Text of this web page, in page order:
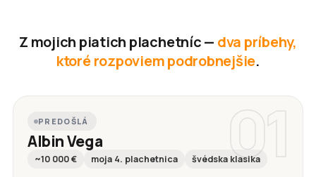
Z mojich piatich plachetníc — dva príbehy,
ktoré rozpoviem podrobnejšie.
01
PREDOŠLÁ
Albin Vega
~10 000 € moja 4. plachetnica švédska klasika